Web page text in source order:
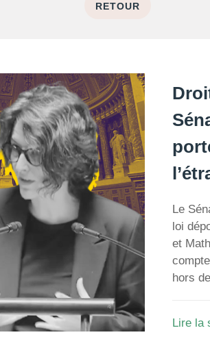
RETOUR
Le
loi
et
hors
Lire la